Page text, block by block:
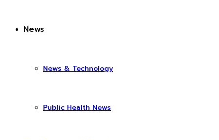
News
News & Technology
Public Health News